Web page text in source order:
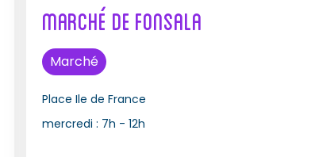
Marché de Fonsala
Marché
Place Ile de France
mercredi : 7h - 12h